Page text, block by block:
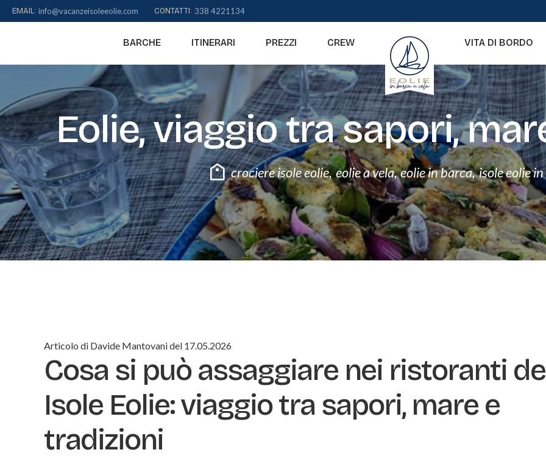
content
EMAIL: info@vacanzeisoleeolie.com CONTATTI: 338 4221134
BARCHE ITINERARI PREZZI CREW VITA DI BORDO
Eolie, viaggio tra sapori,
crociere isole eolie, eolie a vela, eolie in barca, isole eolie
Articolo di Davide Mantovani del 17.05.2026
Cosa si può assaggiare nei ristoranti
Isole Eolie: viaggio tra sapori, mare e
tradizioni